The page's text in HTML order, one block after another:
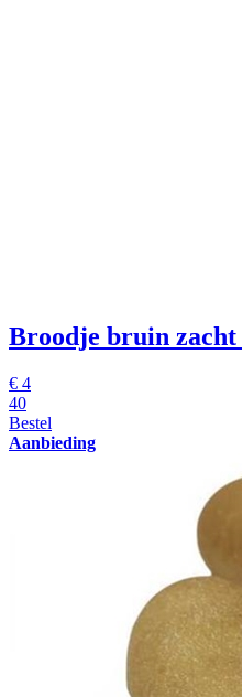
Broodje bruin zacht
€ 4
40
Bestel
Aanbieding